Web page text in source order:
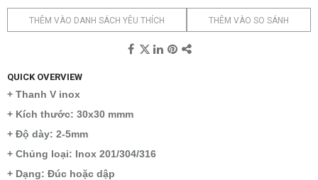
THÊM VÀO DANH SÁCH YÊU THÍCH THÊM VÀO SO SÁNH
QUICK OVERVIEW
+ Thanh V inox
+ Kích thước: 30x30 mmm
+ Độ dày: 2-5mm
+ Chủng loại: Inox 201/304/316
+ Dạng: Đúc hoặc dập